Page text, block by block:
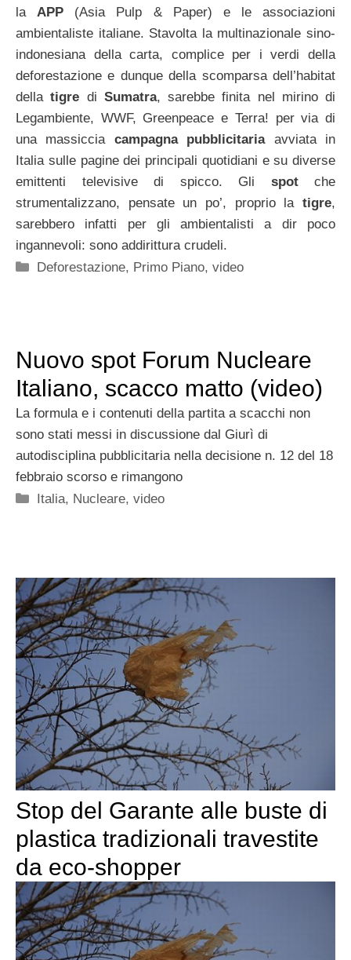
laAPP (Asia Pulp & Paper) e le associazioni
ambientaliste italiane. Stavolta la multinazionale sino-
indonesiana della carta, complice per i verdi della
deforestazione e dunque della scomparsa dell’habitat
dellatigre di Sumatra, sarebbe finita nel mirino di
Legambiente, WWF, Greenpeace e Terra! per via di
una massiccia campagna pubblicitariaavviata in
Italia sulle pagine dei principali quotidiani e su diverse
emittenti televisive di spicco. Gli spotche
strumentalizzano, pensate un po’, proprio la tigre,
sarebbero infatti per gli ambientalisti a dir poco
ingannevoli: sono addirittura crudeli.
Categorie
Deforestazione, Primo Piano,video
Nuovo spot Forum Nucleare
Italiano, scacco matto (video)
La formula e i contenuti della partita a scacchi non
sono stati messi in discussione dal Giurì di
autodisciplina pubblicitaria nella decisione n. 12 del 18
febbraio scorso e rimangono
Categorie
Italia, Nucleare,video
Stop del Garante alle buste di
plastica tradizionali travestite
da eco-shopper